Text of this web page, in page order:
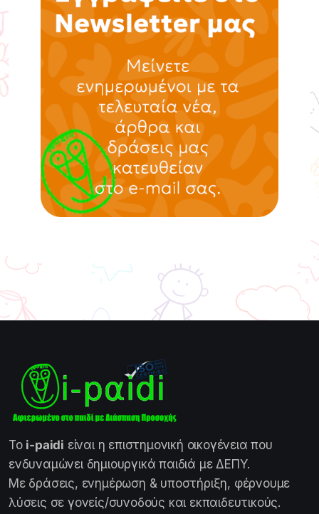
Το i-paidi είναι η επιστημονική οικογένεια που
ενδυναμώνει δημιουργικά παιδιά με ΔΕΠΥ.
Με δράσεις, ενημέρωση & υποστήριξη, φέρνουμε
λύσεις σε γονείς/συνοδούς και εκπαιδευτικούς.